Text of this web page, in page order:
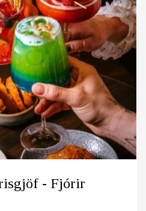
- Fjórir